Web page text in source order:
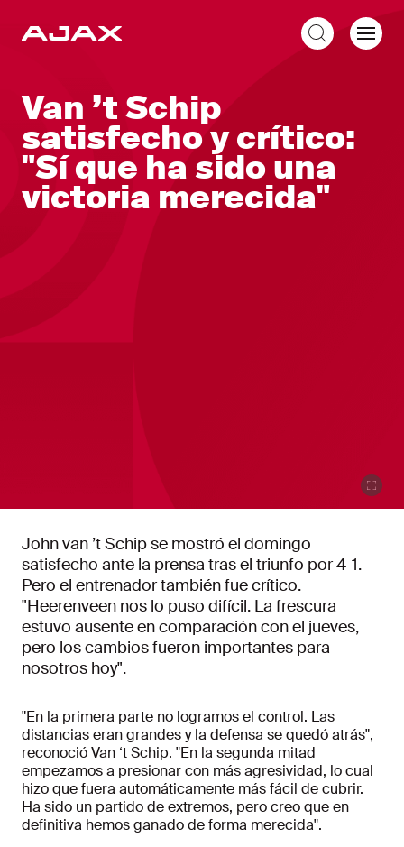
Van ’t Schip
satisfecho y crítico:
"Sí que ha sido una
victoria merecida"
John van ’t Schip se mostró el domingo
satisfecho ante la prensa tras el triunfo por 4-1.
Pero el entrenador también fue crítico.
"Heerenveen nos lo puso difícil. La frescura
estuvo ausente en comparación con el jueves,
pero los cambios fueron importantes para
nosotros hoy".
"En la primera parte no logramos el control. Las
distancias eran grandes y la defensa se quedó atrás",
reconoció Van ‘t Schip. "En la segunda mitad
empezamos a presionar con más agresividad, lo cual
hizo que fuera automáticamente más fácil de cubrir.
Ha sido un partido de extremos, pero creo que en
definitiva hemos ganado de forma merecida".